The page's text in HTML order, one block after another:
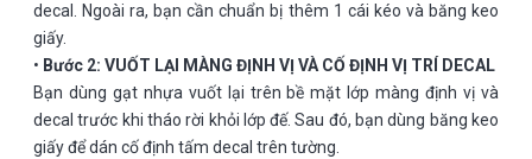
decal. Ngoài ra, bạn cần chuẩn bị thêm 1 cái kéo và băng keo
giấy.
• Bước 2: VUỐT LẠI MÀNG ĐỊNH VỊ VÀ CỐ ĐỊNH VỊ TRÍ DECAL
Bạn dùng gạt nhựa vuốt lại trên bề mặt lớp màng định vị và
decal trước khi tháo rời khỏi lớp đế. Sau đó, bạn dùng băng keo
giấy để dán cố định tấm decal trên tường.